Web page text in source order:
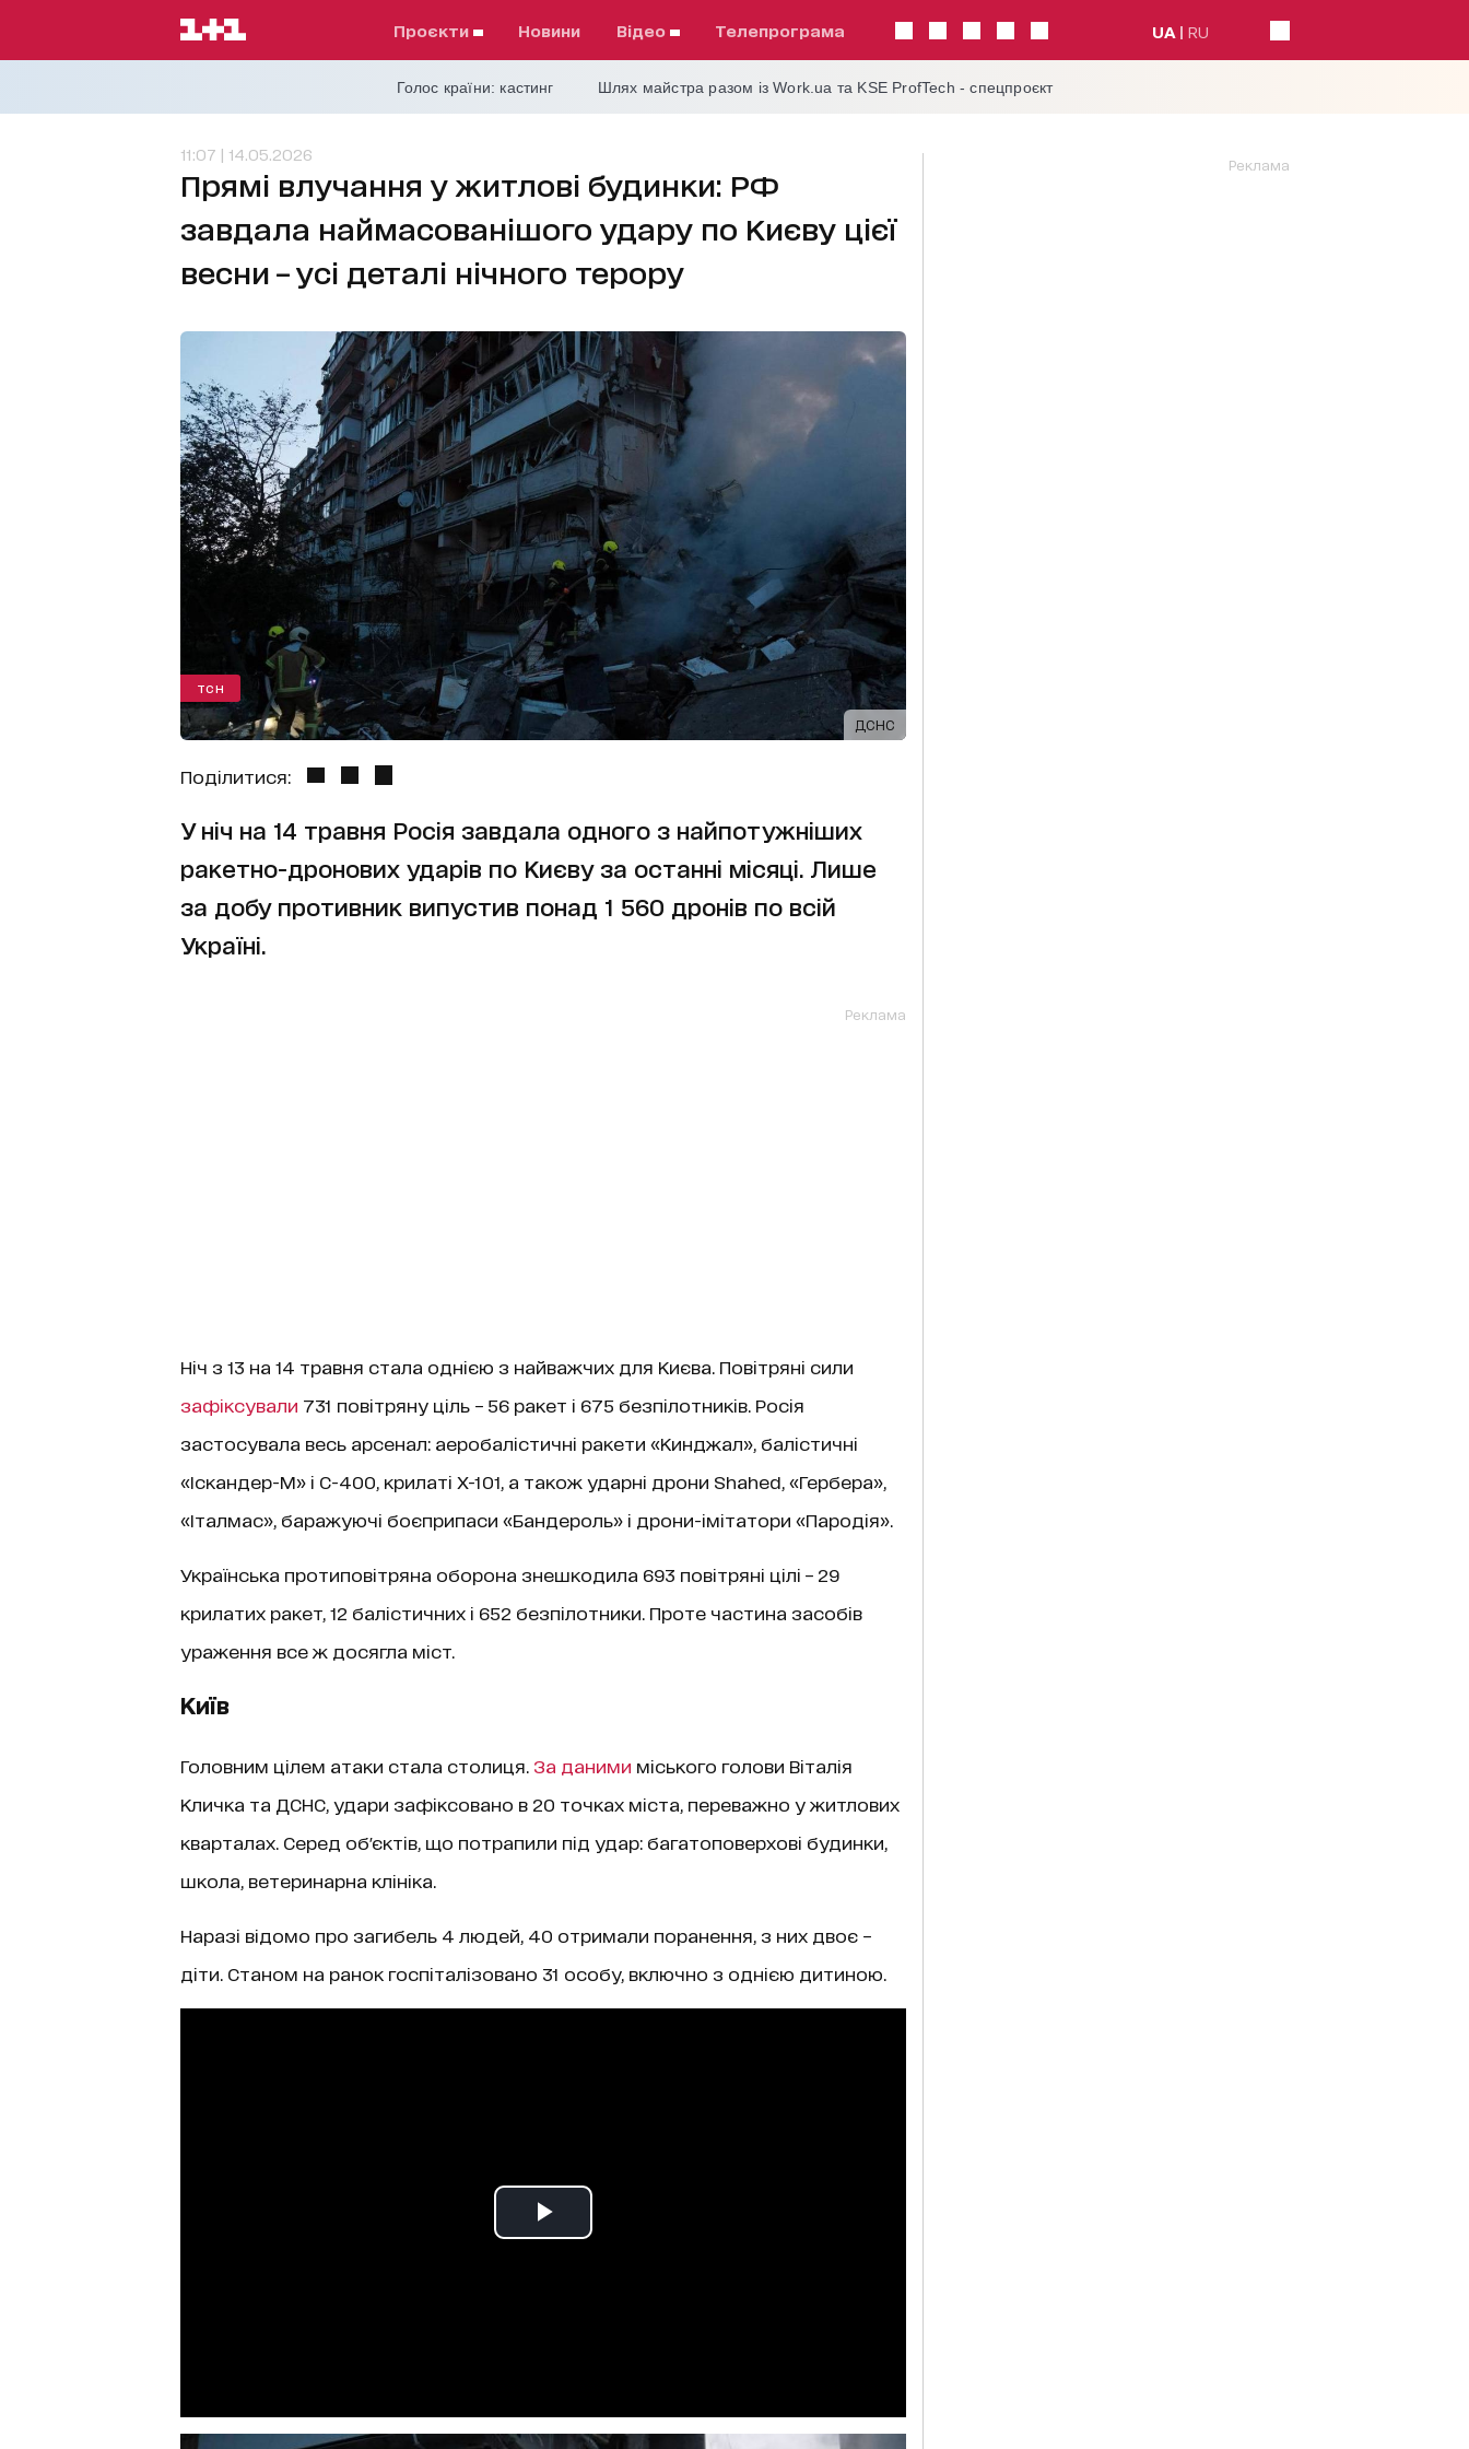
проєкти Новини відео телепрограма UA RU
Голос країни: кастинг Шлях майстра разом із Work.ua та KSE ProfTech - спецпроєкт
11:07 | 14.05.2026
Прямі влучання у житлові будинки: РФ
завдала наймасованішого удару по Києву цієї
весни – усі деталі нічного терору
ДСНС
ТСН
Поділитися:
У ніч на 14 травня Росія завдала одного з найпотужніших
ракетно-дронових ударів по Києву за останні місяці. Лише
за добу противник випустив понад 1 560 дронів по всій
Україні.
Реклама
Ніч з 13 на 14 травня стала однією з найважчих для Києва. Повітряні сили
зафіксували 731 повітряну ціль – 56 ракет і 675 безпілотників. Росія
застосувала весь арсенал: аеробалістичні ракети «Кинджал», балістичні
«Іскандер-М» і С-400, крилаті Х-101, а також ударні дрони Shahed, «Гербера»,
«Італмас», баражуючі боєприпаси «Бандероль» і дрони-імітатори «Пародія».
Українська протиповітряна оборона знешкодила 693 повітряні цілі – 29
крилатих ракет, 12 балістичних і 652 безпілотники. Проте частина засобів
ураження все ж досягла міст.
Київ
Головним цілем атаки стала столиця. За даними міського голови Віталія
Кличка та ДСНС, удари зафіксовано в 20 точках міста, переважно у житлових
кварталах. Серед об'єктів, що потрапили під удар: багатоповерхові будинки,
школа, ветеринарна клініка.
Наразі відомо про загибель 4 людей, 40 отримали поранення, з них двоє –
діти. Станом на ранок госпіталізовано 31 особу, включно з однією дитиною.
Реклама